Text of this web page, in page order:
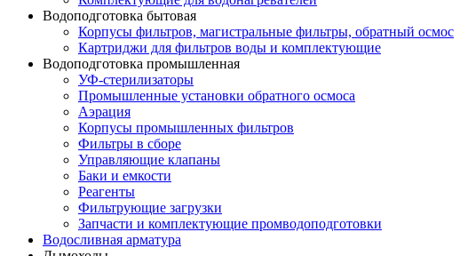
Водоподготовка бытовая
Корпусы фильтров, магистральные фильтры, обратный осмос
Картриджи для фильтров воды и комплектующие
Водоподготовка промышленная
УФ-стерилизаторы
Промышленные установки обратного осмоса
Аэрация
Корпусы промышленных фильтров
Фильтры в сборе
Управляющие клапаны
Баки и емкости
Реагенты
Фильтрующие загрузки
Запчасти и комплектующие промводоподготовки
Водосливная арматура